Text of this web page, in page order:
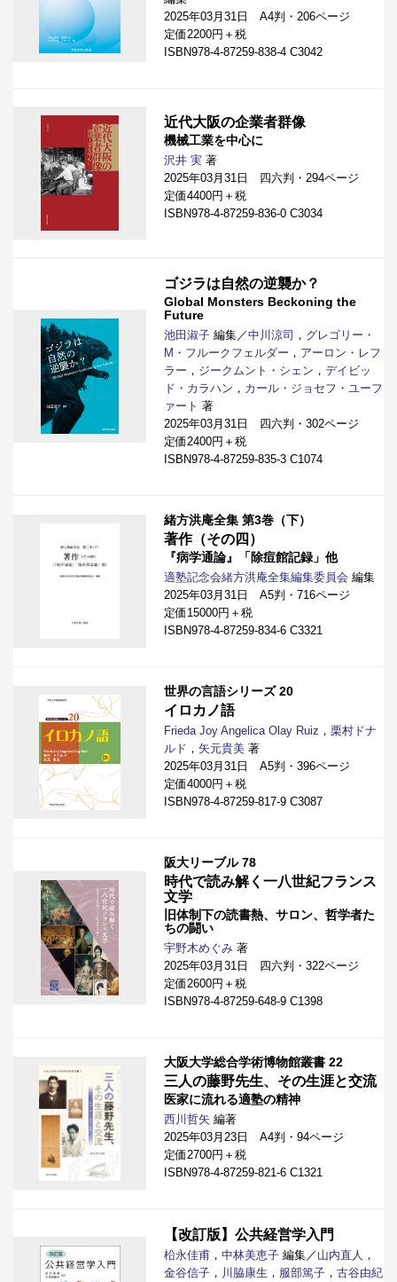
2025年03月31日 A4判・206ページ
定価2200円＋税
ISBN978-4-87259-838-4 C3042
近代大阪の企業者群像
機械工業を中心に
沢井 実 著
2025年03月31日 四六判・294ページ
定価4400円＋税
ISBN978-4-87259-836-0 C3034
ゴジラは自然の逆襲か？
Global Monsters Beckoning the
Future
池田淑子 編集／中川涼司 ， グレゴリー・
M・フルークフェルダー ， アーロン・レフ
ラー ， ジークムント・シェン ， デイビッ
ド・カラハン ， カール・ジョセフ・ユーフ
ァート 著
2025年03月31日 四六判・302ページ
定価2400円＋税
ISBN978-4-87259-835-3 C1074
緒方洪庵全集 第3巻（下）
著作（その四）
『病学通論』「除痘館記録」他
適塾記念会緒方洪庵全集編集委員会 編集
2025年03月31日 A5判・716ページ
定価15000円＋税
ISBN978-4-87259-834-6 C3321
世界の言語シリーズ 20
イロカノ語
Frieda Joy Angelica Olay Ruiz ， 栗村ドナ
ルド ， 矢元貴美 著
2025年03月31日 A5判・396ページ
定価4000円＋税
ISBN978-4-87259-817-9 C3087
阪大リーブル 78
時代で読み解く一八世紀フランス
文学
旧体制下の読書熱、サロン、哲学者た
ちの闘い
宇野木めぐみ 著
2025年03月31日 四六判・322ページ
定価2600円＋税
ISBN978-4-87259-648-9 C1398
大阪大学総合学術博物館叢書 22
三人の藤野先生、その生涯と交流
医家に流れる適塾の精神
西川哲矢 編著
2025年03月23日 A4判・94ページ
定価2700円＋税
ISBN978-4-87259-821-6 C1321
【改訂版】公共経営学入門
柗永佳甫 ， 中林美恵子 編集／ 山内直人 ，
金谷信子 ， 川脇康生 ， 服部篤子 ， 古谷由紀